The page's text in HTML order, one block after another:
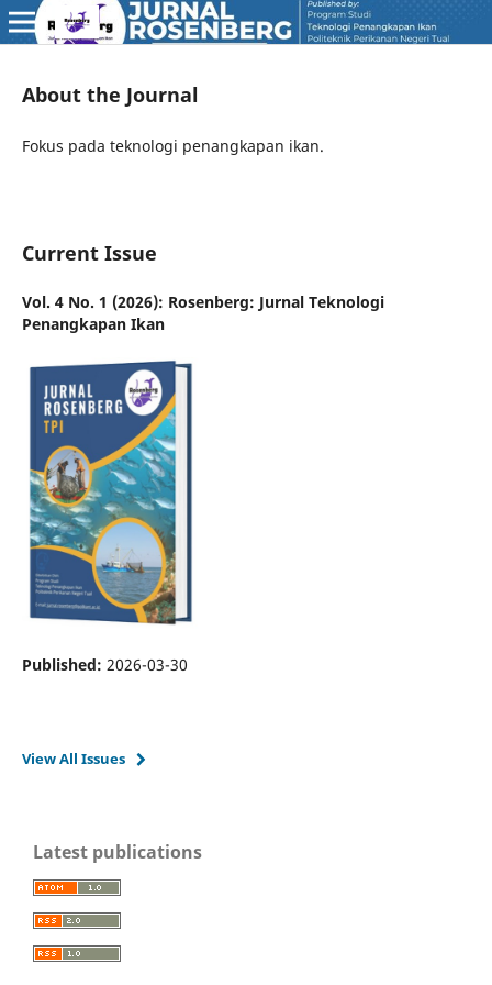
About the Journal
Fokus pada teknologi penangkapan ikan.
Current Issue
Vol. 4 No. 1 (2026): Rosenberg: Jurnal Teknologi
Penangkapan Ikan
Published: 2026-03-30
View All Issues
Latest publications